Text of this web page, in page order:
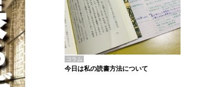
コラム
今日は私の読書方法について